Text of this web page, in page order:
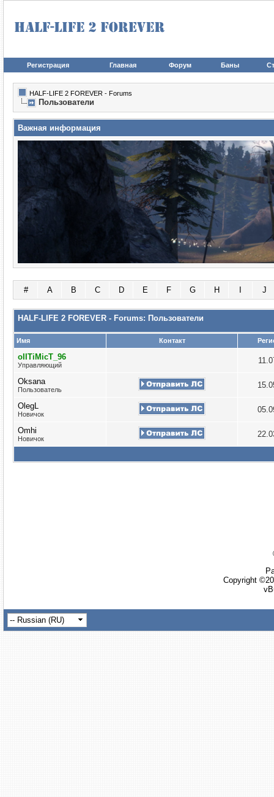
Регистрация Главная Форум Баны
HALF-LIFE 2 FOREVER - Forums
Пользователи
Важная информация
# A B C D E F G H J
HALF-LIFE 2 FOREVER - Forums: Пользователи
Имя Контакт
oIITiMicT_96
Управляющий
Oksana
Пользователь
OlegL
Новичок
Omhi
Новичок
Copyright